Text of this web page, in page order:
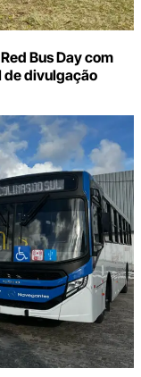
Bus Day com
de divulgação